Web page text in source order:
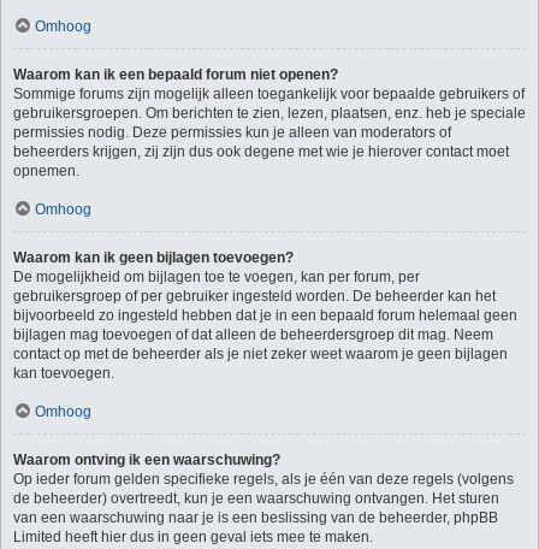
Omhoog
Waarom kan ik een bepaald forum niet openen?
Sommige forums zijn mogelijk alleen toegankelijk voor bepaalde gebruikers of
gebruikersgroepen. Om berichten te zien, lezen, plaatsen, enz. heb je speciale
permissies nodig. Deze permissies kun je alleen van moderators of
beheerders krijgen, zij zijn dus ook degene met wie je hierover contact moet
opnemen.
Omhoog
Waarom kan ik geen bijlagen toevoegen?
De mogelijkheid om bijlagen toe te voegen, kan per forum, per
gebruikersgroep of per gebruiker ingesteld worden. De beheerder kan het
bijvoorbeeld zo ingesteld hebben dat je in een bepaald forum helemaal geen
bijlagen mag toevoegen of dat alleen de beheerdersgroep dit mag. Neem
contact op met de beheerder als je niet zeker weet waarom je geen bijlagen
kan toevoegen.
Omhoog
Waarom ontving ik een waarschuwing?
Op ieder forum gelden specifieke regels, als je één van deze regels (volgens
de beheerder) overtreedt, kun je een waarschuwing ontvangen. Het sturen
van een waarschuwing naar je is een beslissing van de beheerder, phpBB
Limited heeft hier dus in geen geval iets mee te maken.